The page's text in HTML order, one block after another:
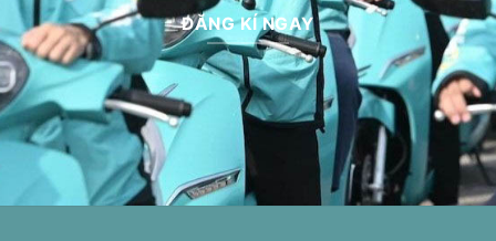
ĐĂNG KÍ NGAY